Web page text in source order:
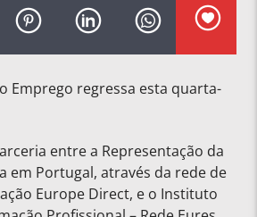
Emprego regressa esta quarta-
entre a Representação da
em Portugal, através da rede de
Europe Direct, e o Instituto